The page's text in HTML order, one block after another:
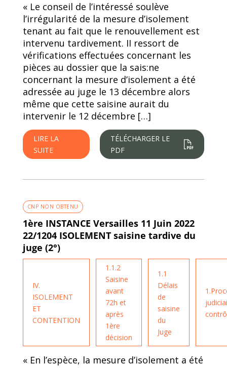
« Le conseil de l’intéressé soulève
l’irrégularité de la mesure d’isolement
tenant au fait que le renouvellement est
intervenu tardivement. II ressort de
vérifications effectuées concernant les
pièces au dossier que la sais:ne
concernant la mesure d’isolement a été
adressée au juge le 13 décembre alors
même que cette saisine aurait du
intervenir le 12 décembre […]
LIRE LA
SUITE
TÉLÉCHARGER LE
PDF
CNP NON OBTENU
1ère INSTANCE Versailles 11 Juin 2022
22/1204 ISOLEMENT saisine tardive du
juge (2°)
IV.
ISOLEMENT
ET
CONTENTION
1.1.2
Saisine
avant
72h et
après
1ère
décision
1.1
Délais
de
saisine
du
Juge
« En l’espèce, la mesure d’isolement a été